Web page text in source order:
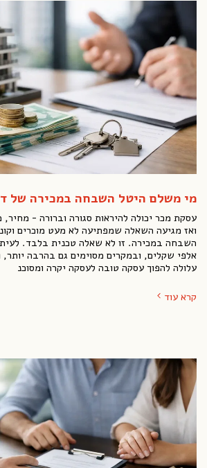
מי משלם היטל השבחה במכירה של
עסקת מכר יכולה להיראות סגורה וברורה - מחיר,
ואז מגיעה השאלה שמפתיעה לא מעט מוכרים
השבחה במכירה. זו לא שאלה טכנית בלבד.
אלפי שקלים, ובמקרים מסוימים גם בהרבה יותר,
עלולה להפוך עסקה טובה לעסקה יקרה ומסוכנ
קרא עוד